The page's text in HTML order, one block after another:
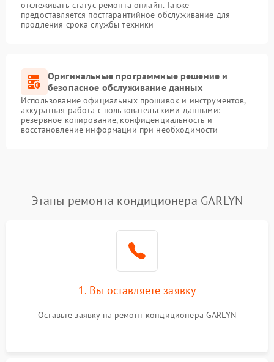
отслеживать статус ремонта онлайн. Также
предоставляется постгарантийное обслуживание для
продления срока службы техники
Оригинальные программные решение и
безопасное обслуживание данных
Использование официальных прошивок и инструментов,
аккуратная работа с пользовательскими данными:
резервное копирование, конфиденциальность и
восстановление информации при необходимости
Этапы ремонта кондиционера GARLYN
1. Вы оставляете заявку
Оставьте заявку на ремонт кондиционера GARLYN